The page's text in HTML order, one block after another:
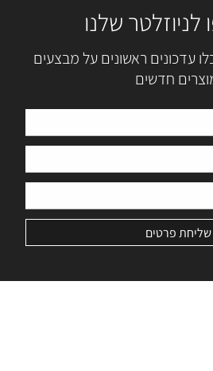
שלנו
עדכונים ראשונים על מבצעים
חדשים